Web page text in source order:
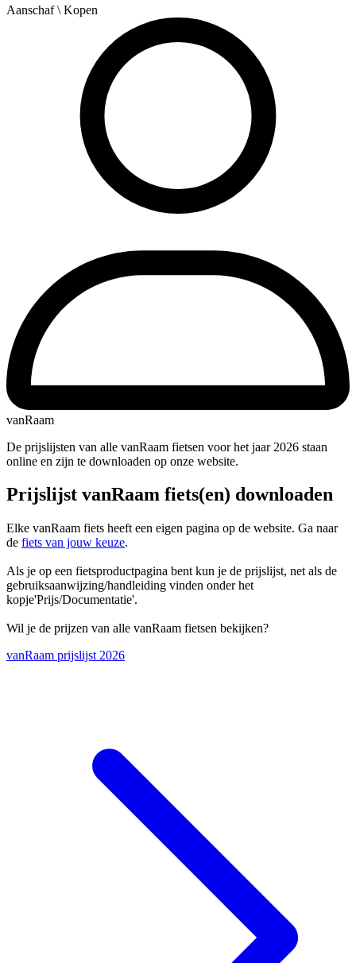
Aanschaf\ Kopen
vanRaam
De prijslijsten van alle vanRaam fietsen voor het jaar 2026 staan
online en zijn te downloaden op onze website.
Prijslijst vanRaam fiets(en) downloaden
Elke vanRaam fiets heeft een eigen pagina op de website. Ga naar
de fiets van jouw keuze.
Als je op een fietsproductpagina bent kun je de prijslijst, net als de
gebruiksaanwijzing/handleiding vinden onder het
kopje'Prijs/Documentatie'.
Wil je de prijzen van alle vanRaam fietsen bekijken?
vanRaam prijslijst 2026